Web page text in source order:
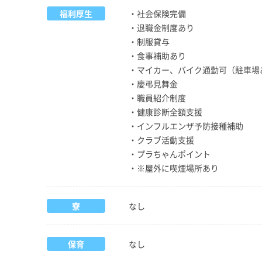
福利厚生
・社会保険完備
・退職金制度あり
・制服貸与
・食事補助あり
・マイカー、バイク通勤可（駐車
・慶弔見舞金
・職員紹介制度
・健康診断全額支援
・インフルエンザ予防接種補助
・クラブ活動支援
・プラちゃんポイント
・※屋外に喫煙場所あり
寮 なし
保育 なし